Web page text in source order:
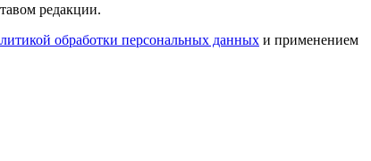
редакции.
обработки персональных данных и применением